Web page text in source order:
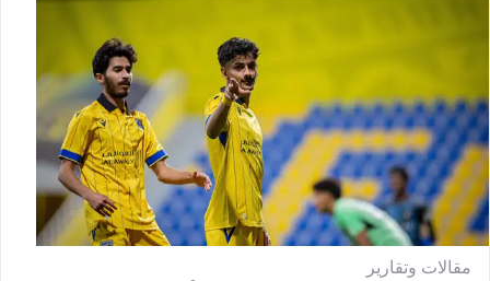
مقالات وتقارير